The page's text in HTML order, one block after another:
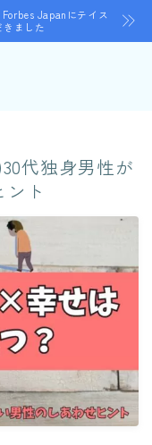
Japanにテイス
ました
代独身男性が
ト